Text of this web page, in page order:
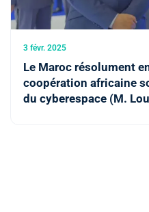
3 févr. 2025
Le Maroc résolument
coopération africaine
du cyberespace (M.